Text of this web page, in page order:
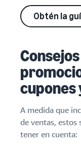
Obtén la
cupones
A medida que
de ventas, estos
tener en cuenta: